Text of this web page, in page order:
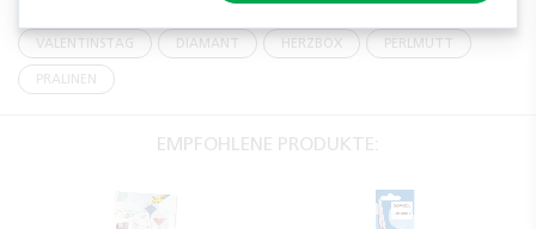
VALENTINSTAG DIAMANT HERZBOX PERLMUTT
PRALINEN
EMPFOHLENE PRODUKTE: